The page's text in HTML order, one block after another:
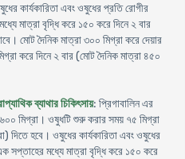
কার্যকারিতা এবং ওষুধের প্রতি রোগীর
মাত্রা বৃদ্ধি করে ১৫০ করে দিনে ২ বার
মোট দৈনিক মাত্রা ৩০০ মিগ্রা করে দেয়ার
করে দিনে ২ বার (মোট দৈনিক মাত্রা ৪৫০
ব্যাথার চিকিৎসায়: প্রিগাবালিন এর
৬০০ মিগ্রা। ওষুধটি শুরু করার সময় ৭৫ মিগ্রা
দিতে হবে। ওষুধের কার্যকারিতা এবং ওষুধের
সপ্তাহের মধ্যে মাত্রা বৃদ্ধি করে ১৫০ করে